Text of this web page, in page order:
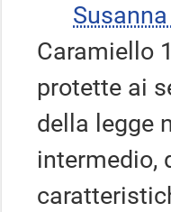
Caramiello
protette ai
della legge
intermedio,